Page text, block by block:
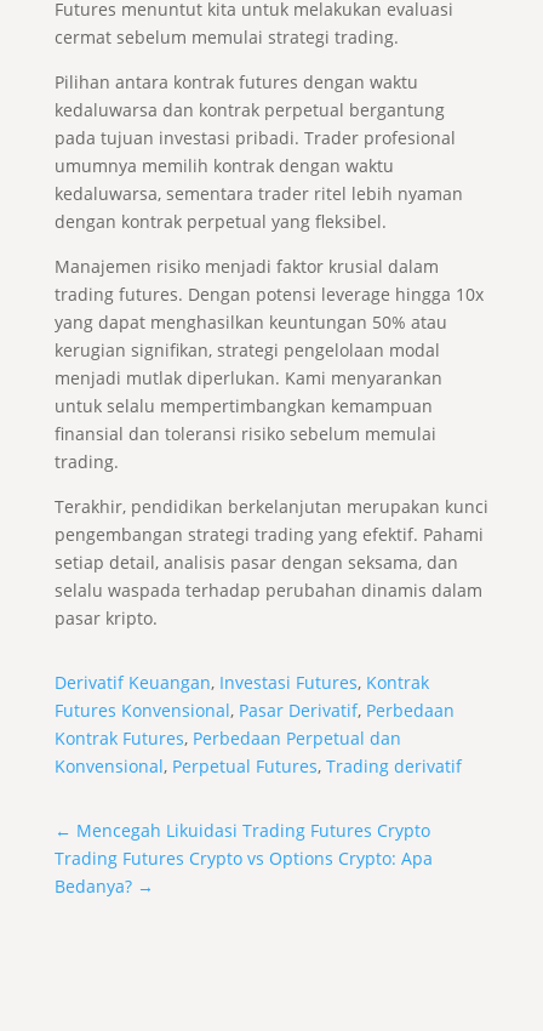
Futures menuntut kita untuk melakukan evaluasi
cermat sebelum memulai strategi trading.
Pilihan antara kontrak futures dengan waktu
kedaluwarsa dan kontrak perpetual bergantung
pada tujuan investasi pribadi. Trader profesional
umumnya memilih kontrak dengan waktu
kedaluwarsa, sementara trader ritel lebih nyaman
dengan kontrak perpetual yang fleksibel.
Manajemen risiko menjadi faktor krusial dalam
trading futures. Dengan potensi leverage hingga 10x
yang dapat menghasilkan keuntungan 50% atau
kerugian signifikan, strategi pengelolaan modal
menjadi mutlak diperlukan. Kami menyarankan
untuk selalu mempertimbangkan kemampuan
finansial dan toleransi risiko sebelum memulai
trading.
Terakhir, pendidikan berkelanjutan merupakan kunci
pengembangan strategi trading yang efektif. Pahami
setiap detail, analisis pasar dengan seksama, dan
selalu waspada terhadap perubahan dinamis dalam
pasar kripto.
Derivatif Keuangan, Investasi Futures, Kontrak
Futures Konvensional, Pasar Derivatif, Perbedaan
Kontrak Futures, Perbedaan Perpetual dan
Konvensional, Perpetual Futures, Trading derivatif
← Mencegah Likuidasi Trading Futures Crypto
Trading Futures Crypto vs Options Crypto: Apa
Bedanya?→